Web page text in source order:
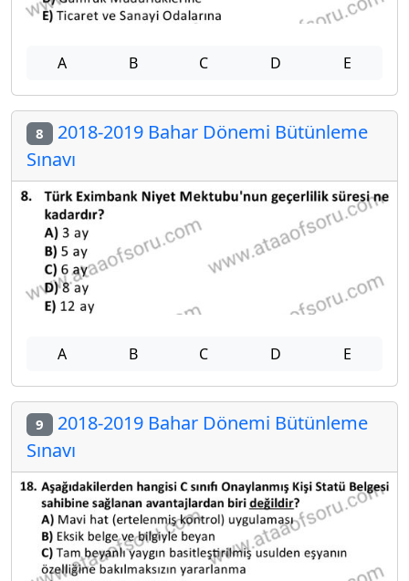
A B C D E
8 2018-2019 Bahar Dönemi Bütünleme
Sınavı
A B C D E
9 2018-2019 Bahar Dönemi Bütünleme
Sınavı